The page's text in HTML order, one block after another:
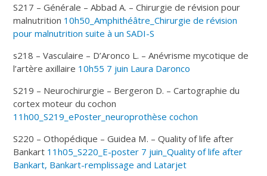
S217 – Générale – Abbad A. – Chirurgie de révision pour
malnutrition 10h50_Amphithéâtre_Chirurgie de révision
pour malnutrition suite à un SADI-S
s218 – Vasculaire – D’Aronco L. – Anévrisme mycotique de
l’artère axillaire 10h55 7 juin Laura Daronco
S219 – Neurochirurgie – Bergeron D. – Cartographie du
cortex moteur du cochon
11h00_S219_ePoster_neuroprothèse cochon
S220 – Othopédique – Guidea M. – Quality of life after
Bankart 11h05_S220_E-poster 7 juin_Quality of life after
Bankart, Bankart-remplissage and Latarjet